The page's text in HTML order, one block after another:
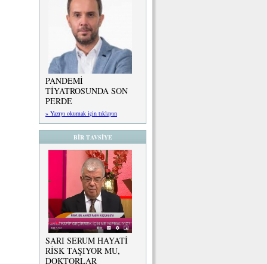
PANDEMİ
TİYATROSUNDA SON
PERDE
» Yazıyı okumak için tıklayın
BİR TAVSİYE
SARI SERUM HAYATİ
RİSK TAŞIYOR MU,
DOKTORLAR